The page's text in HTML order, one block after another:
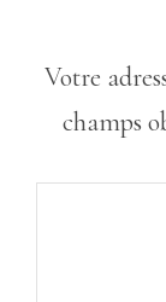
Votre
champs